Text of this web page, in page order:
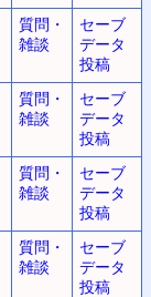
質問・
雑談
セーブ
データ
投稿
質問・
雑談
セーブ
データ
投稿
質問・
雑談
セーブ
データ
投稿
質問・
雑談
セーブ
データ
投稿